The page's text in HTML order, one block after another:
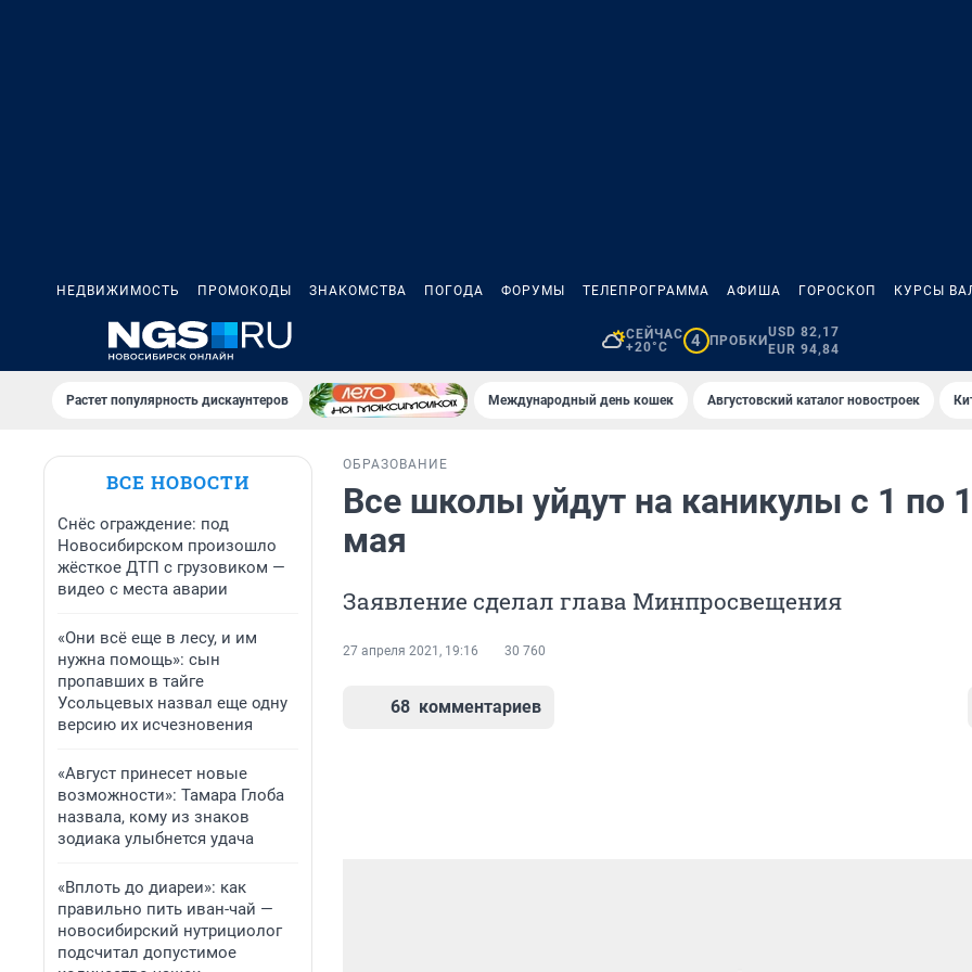
НЕДВИЖИМОСТЬ ПРОМОКОДЫ ЗНАКОМСТВА ПОГОДА ФОРУМЫ ТЕЛЕПРОГРАММА АФИША ГОРОСКОП КУРСЫ
СЕЙЧАС
+20°C
4 ПРОБКИ
USD 82,17
EUR 94,84
Растет популярность дискаунтеров Международный день кошек Августовский каталог новостроек
ВСЕ НОВОСТИ
Снёс ограждение: под
Новосибирском произошло
жёсткое ДТП с грузовиком —
видео с места аварии
«Они всё еще в лесу, и им
нужна помощь»: сын
пропавших в тайге
Усольцевых назвал еще одну
версию их исчезновения
«Август принесет новые
возможности»: Тамара Глоба
назвала, кому из знаков
зодиака улыбнется удача
«Вплоть до диареи»: как
правильно пить иван-чай —
новосибирский нутрициолог
подсчитал допустимое
ОБРАЗОВАНИЕ
Все школы уйдут на каникулы с 1 по
мая
Заявление сделал глава Минпросвещения
27 апреля 2021, 19:16 30 760
68 комментариев